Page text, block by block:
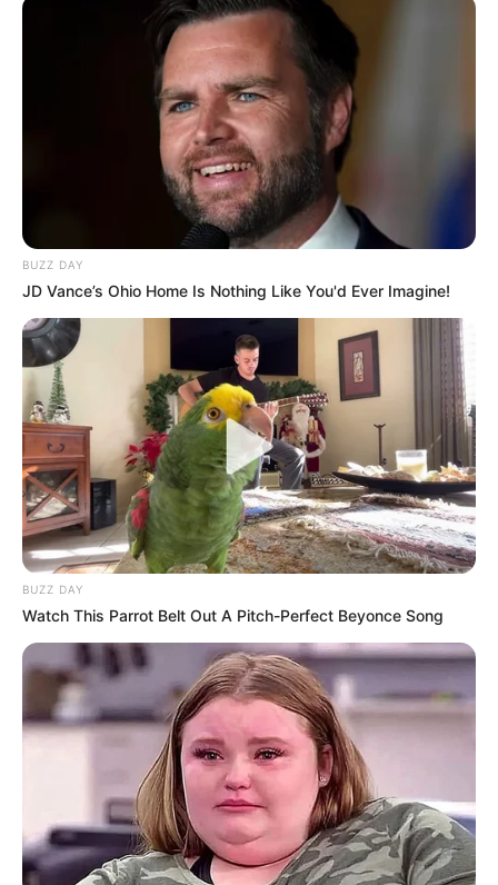
BUZZ DAY
JD Vance’s Ohio Home Is Nothing Like You'd Ever Imagine!
BUZZ DAY
Watch This Parrot Belt Out A Pitch-Perfect Beyonce Song